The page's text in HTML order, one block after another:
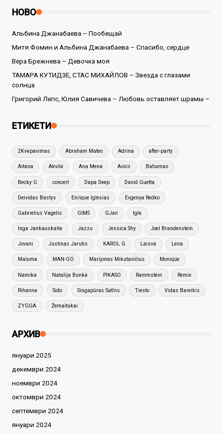
НОВО
Альбина Джанабаева – Пообещай
Митя Фомин и Альбина Джанабаева – Спасибо, сердце
Вера Брежнева – Девочка моя
ТАМАРА КУТИДЗЕ, СТАС МИХАЙЛОВ – Звезда с глазами
солнца
Григорий Лепс, Юлия Савичева – Любовь оставляет шрамы –
ЕТИКЕТИ
2Kvėpavimas Abraham Mateo Adrina after-party
Aitana Akvilė Ana Mena Avicii Bahamas
Becky G concert Dapa Deep David Guetta
Deividas Bastys Enrique Iglesias Evgenya Redko
Gabrielius Vagelis GIMS GJan Iglė
Inga Jankauskaitė Jazzu Jessica Shy Joel Brandenstein
Jovani Justinas Jarutis KAROL G Laisva Lena
Maluma MAN-GO Marijonas Mikutavičius Monique
Namika Natalija Bunkė PIKASO Rammstein Remix
Rihanna Sido Singapūras Satīns Tiesto Vidas Bareikis
ZYGGA Žemaitukai
АРХИВ
януари 2025
декември 2024
ноември 2024
октомври 2024
септември 2024
януари 2024